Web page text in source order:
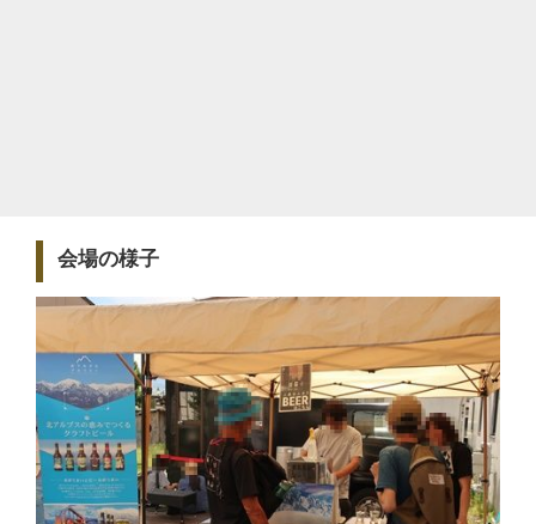
会場の様子